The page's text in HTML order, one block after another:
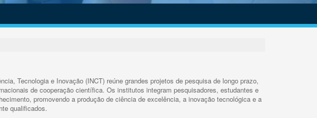
Tecnologia e Inovação (INCT) reúne grandes projetos de pesquisa de longo prazo,
de cooperação científica. Os institutos integram pesquisadores, estudantes e
promovendo a produção de ciência de excelência, a inovação tecnológica e a
qualificados.